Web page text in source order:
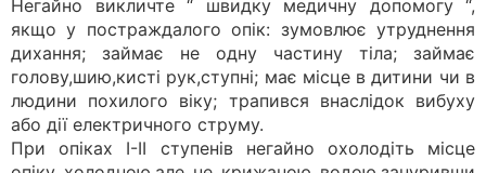
Негайно викличте “ швидку медичну допомогу “,
якщо у постраждалого опік: зумовлює утруднення
дихання; займає не одну частину тіла; займає
голову,шию,кисті рук,ступні; має місце в дитини чи в
людини похилого віку; трапився внаслідок вибуху
або дії електричного струму.
При опіках І-ІІ ступенів негайно охолодіть місце